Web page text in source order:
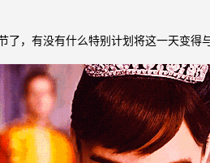
了，有没有什么特别计划将这一天变